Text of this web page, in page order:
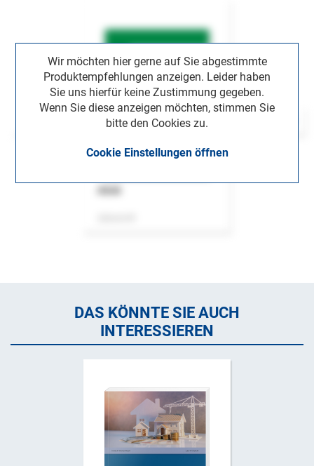
Wir möchten hier gerne auf Sie abgestimmte
Produktempfehlungen anzeigen. Leider haben
Sie uns hierfür keine Zustimmung gegeben.
Wenn Sie diese anzeigen möchten, stimmen Sie
bitte den Cookies zu.
Cookie Einstellungen öffnen
DAS KÖNNTE SIE AUCH
INTERESSIEREN